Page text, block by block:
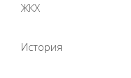
ЖКХ
История